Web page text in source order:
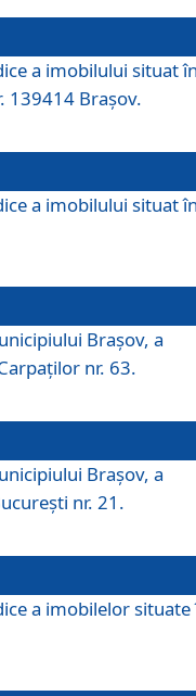
a imobilului situat
139414 Brașov.
a imobilului situat
Brașov, a
nr. 63.
Brașov, a
nr. 21.
a imobilelor situate